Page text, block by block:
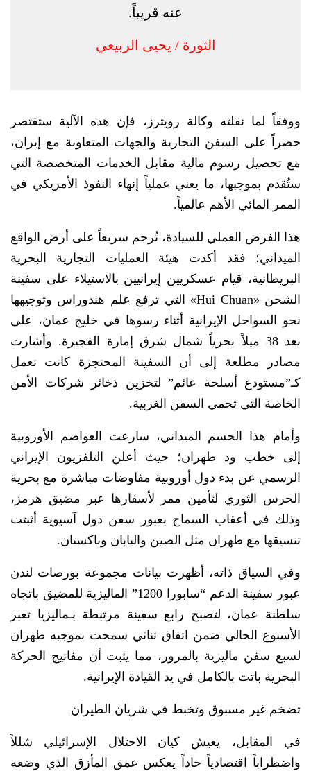
عنه قريباً.
الثورة / يحيى الربيعي
ووفقاً لما نقلته وكالة رويترز، فإن هذه الآلية ستقتصر
حصراً على السفن التجارية والجهات المتعاونة مع إيران،
مع تحصيل رسوم مالية مقابل الخدمات المتخصصة التي
ستُقدم بموجبها، ما يعني عملياً إنهاء النفوذ الأمريكي في
الممر المائي الأهم عالمياً.
هذا الفرض العملي للسيادة، تُرجم سريعاً على أرض الواقع
الميداني؛ فقد أكدت هيئة العمليات التجارية البحرية
البريطانية، قيام عسكريين إيرانيين بالاستيلاء على سفينة
الشحن «Hui Chuan» التي ترفع علم هندوراس وتوجيهها
نحو السواحل الإيرانية أثناء رسوها في خليج عمان، على
بعد 38 ميلاً بحرياً شمال شرق إمارة الفجيرة. وأشارت
مصادر مطلعة إلى أن السفينة المحتجزة كانت تعمل
كـ”مستودع أسلحة عائم” لتخزين ذخائر شركات الأمن
الخاصة التي تحمي السفن الغربية.
وأمام هذا الحسم الميداني، سارعت العواصم الأوروبية
إلى خطب ود طهران؛ حيث أعلن التلفزيون الإيراني
الرسمي عن بدء دول أوروبية مفاوضات مباشرة مع بحرية
الحرس الثوري لتأمين ممر لأسفارها عبر مضيق هرمز،
وذلك في أعقاب السماح بعبور سفن دول آسيوية أثبتت
تنسيقها مع طهران مثل الصين واليابان وباكستان.
وفي السياق ذاته، أظهرت بيانات مجموعة بورصات لندن
عبور سفينة الدعم “سابورا 1200” الماليزية للمضيق باتجاه
سلطنة عمان، لتصبح رابع سفينة مرتبطة بـماليزيا تعبر
الأسبوع الحالي ضمن اتفاق ثنائي سمحت بموجبه طهران
لسبع سفن ماليزية بالمرور، مما يثبت أن مفاتيح الحركة
البحرية باتت بالكامل في يد القيادة الإيرانية.
تضخم غير مسبوق وتخبط في شريان الطيران
في المقابل، يعيش كيان الاحتلال الإسرائيلي شللاً
واضطراباً اقتصادياً حاداً يعكس عمق المأزق الذي وضعه